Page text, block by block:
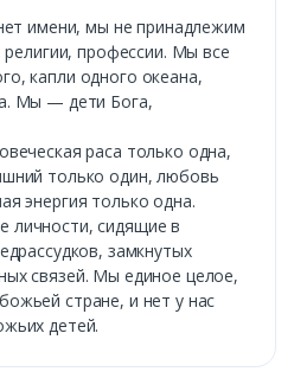
имени, мы не принадлежим
религии, профессии. Мы все
капли одного океана,
Мы — дети Бога,
раса только одна,
только один, любовь
энергия только одна.
сидящие в
замкнутых
связей. Мы единое целое,
стране, и нет у нас
детей.